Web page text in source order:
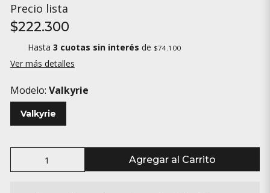
Precio lista
$222.300
Hasta 3 cuotas sin interés de $74.100
Ver más detalles
Modelo: Valkyrie
Valkyrie
Agregar al Carrito